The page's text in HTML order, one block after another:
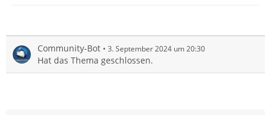
Community-Bot 3. September 2024 um 20:30
Hat das Thema geschlossen.